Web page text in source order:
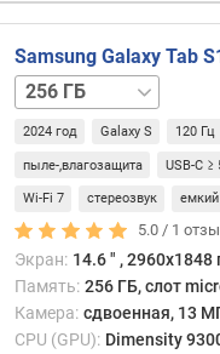
Samsung Galaxy Tab
256 ГБ
/
5G512 ГБ
512 ГБ
5G1 ТБ
5G
2024 год Galaxy S 120 Гц
пыле-,влагозащита USB-C ≥
Wi-Fi 7 стереозвук емкий
5.0 / 1
Экран: 14.6 ″ , 2960x1848
Память: 256 ГБ, слот
Камера: сдвоенная, 13
CPU (GPU): Dimensity